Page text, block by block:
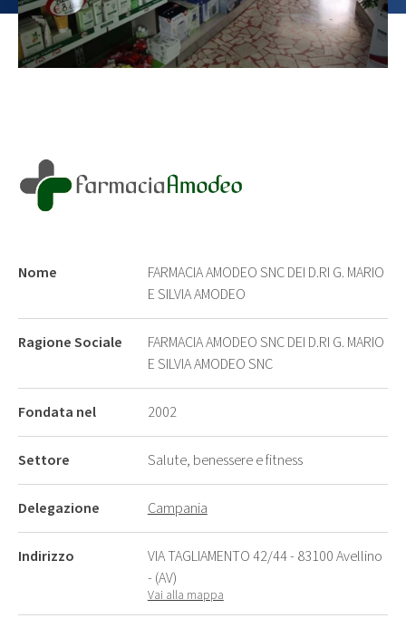
Nome
FARMACIA AMODEO SNC DEI D.RI G. MARIO
E SILVIA AMODEO
Ragione Sociale
FARMACIA AMODEO SNC DEI D.RI G. MARIO
E SILVIA AMODEO SNC
Fondata nel 2002
Settore Salute, benessere e fitness
Delegazione Campania
Indirizzo
VIA TAGLIAMENTO 42/44 - 83100 Avellino
- (AV)
Vai alla mappa